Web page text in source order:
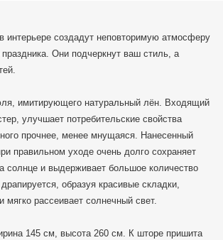
интерьере создадут неповторимую атмосферу
Они подчеркнут ваш стиль, а
имитирующего натуральный лён. Входящий
улучшает потребительские свойства
прочнее, менее мнущаяся. Нанесенный
правильном уходе очень долго сохраняет
солнце и выдерживает большое количество
образуя красивые складки,
мягко рассеивает солнечный свет.
145 см, высота 260 см. К шторе пришита